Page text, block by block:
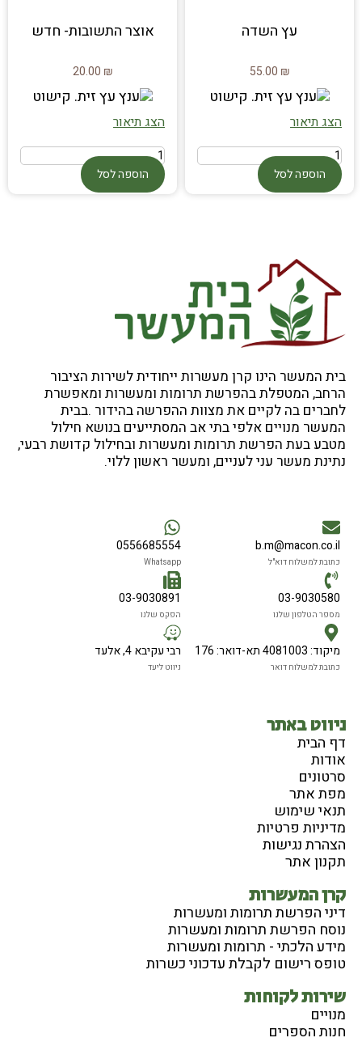
עץ השדה
₪
הצג תיאור
הוספה לסל
אוצר התשובות- חדש
₪
הצג תיאור
הוספה לסל
בית המעשר הינו קרן מעשרות ייחודית לשירות הציבור
הרחב, המטפלת בהפרשת תרומות ומעשרות ומאפשרת
לחברים בה לקיים את מצוות ההפרשה בהידור .בבית
המעשר מנויים אלפי בתי אב המסתייעים בנושא חילול
מטבע בעת הפרשת תרומות ומעשרות ובחילול קדושת רבעי,
נתינת מעשר עני לעניים, ומעשר ראשון ללוי.
b.m@macon.co.il
כתובת למשלוח דוא"ל
0556685554
Whatsapp
03-9030580
מספר הטלפון שלנו
03-9030891
הפקס שלנו
מיקוד: 4081003 תא-דואר: 176
כתובת למשלוח דואר
רבי עקיבא 4, אלעד
ניווט ליעד
ניווט באתר
דף הבית
אודות
סרטונים
מפת אתר
תנאי שימוש
מדיניות פרטיות
הצהרת נגישות
תקנון אתר
קרן המעשרות
דיני הפרשת תרומות ומעשרות
נוסח הפרשת תרומות ומעשרות
מידע הלכתי - תרומות ומעשרות
טופס רישום לקבלת עדכוני כשרות
שירות לקוחות
מנויים
חנות הספרים